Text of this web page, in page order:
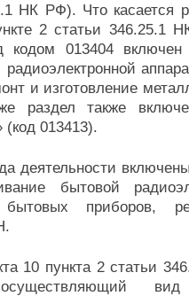
НК РФ). Что касается
2 статьи 346.25.1
013404 включен
радиоэлектронной
и изготовление
раздел также
(код 013413).
деятельности
бытовой
приборов,
10 пункта 2 статьи
вид